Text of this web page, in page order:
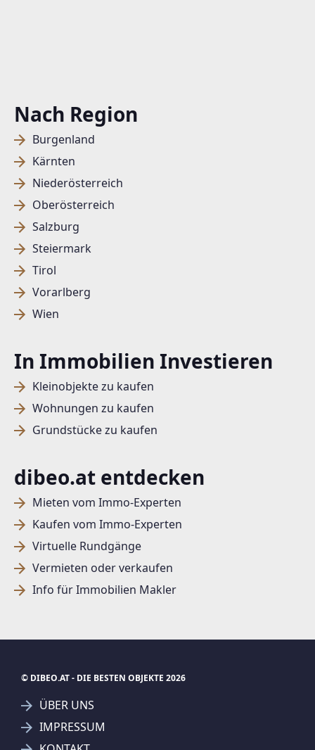
Nach Region
Burgenland
Kärnten
Niederösterreich
Oberösterreich
Salzburg
Steiermark
Tirol
Vorarlberg
Wien
In Immobilien Investieren
Kleinobjekte zu kaufen
Wohnungen zu kaufen
Grundstücke zu kaufen
dibeo.at entdecken
Mieten vom Immo-Experten
Kaufen vom Immo-Experten
Virtuelle Rundgänge
Vermieten oder verkaufen
Info für Immobilien Makler
© DIBEO.AT - DIE BESTEN OBJEKTE 2026
ÜBER UNS
IMPRESSUM